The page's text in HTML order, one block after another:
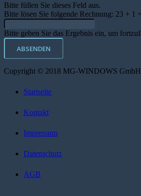
Bitte füllen Sie dieses Feld aus.
Bitte lösen Sie folgende Rechnung: 23 + 1
Bitte geben Sie das Ergebnis ein, um
ABSENDEN
Copyright © 2018 MG-WINDOWS
Startseite
Kontakt
Impressum
Datenschutz
AGB